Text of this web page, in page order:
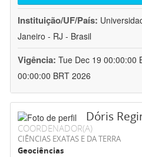
Instituição/UF/País:
Janeiro - RJ - Brasil
Vigência: Tue Dec 19 00:00:00
00:00:00 BRT 2026
Dóris
COORDENADOR(A)
CIÊNCIAS EXATAS E DA TERRA
Geociências